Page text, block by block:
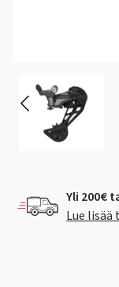
Yli 200€
Lue